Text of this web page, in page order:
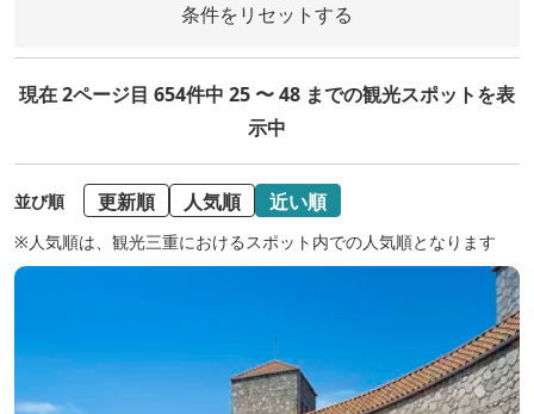
条件をリセットする
現在 2ページ目 654件中 25 〜 48 までの観光スポットを表
示中
並び順 更新順 人気順 近い順
※人気順は、観光三重におけるスポット内での人気順となります